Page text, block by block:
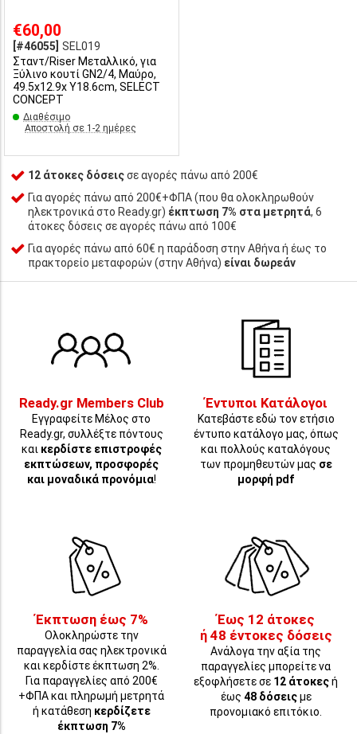
€60,00
[#46055] SEL019
Σταντ/Riser Μεταλλικό, για
Ξύλινο κουτί GN2/4, Μαύρo,
49.5x12.9x Υ18.6cm, SELECT
CONCEPT
Διαθέσιμο
Αποστολή σε 1-2 ημέρες
12 άτοκες δόσειςσε αγορές πάνω από 200€
Για αγορές πάνω από 200€+ΦΠΑ (που θα ολοκληρωθούν
ηλεκτρονικά στο Ready.gr) έκπτωση 7% στα μετρητά, 6
άτοκες δόσεις σε αγορές πάνω από 100€
Για αγορές πάνω από 60€ η παράδοση στην Αθήνα ή έως το
πρακτορείο μεταφορών (στην Αθήνα) είναι δωρεάν
Ready.gr Members Club
Εγγραφείτε Μέλος στο
Ready.gr, συλλέξτε πόντους
και κερδίστε επιστροφές
εκπτώσεων, προσφορές
και μοναδικά προνόμια!
Έντυποι Κατάλογοι
Κατεβάστε εδώ τον ετήσιο
έντυπο κατάλογο μας, όπως
και πολλούς καταλόγους
των προμηθευτών μας σε
μορφή pdf
Έκπτωση έως 7%
Ολοκληρώστε την
παραγγελία σας ηλεκτρονικά
και κερδίστε έκπτωση 2%.
Για παραγγελίες από 200€
+ΦΠΑ και πληρωμή μετρητά
ή κατάθεση κερδίζετε
έκπτωση 7%
Έως 12 άτοκες
ή 48 έντοκες δόσεις
Ανάλογα την αξία της
παραγγελίες μπορείτε να
εξοφλήσετε σε 12 άτοκεςή
έως 48 δόσειςμε
προνομιακό επιτόκιο.